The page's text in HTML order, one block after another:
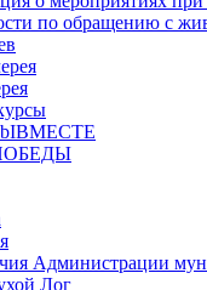
по обращению с
Администрации
Лог